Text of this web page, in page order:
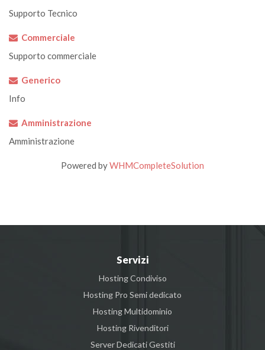
Supporto Tecnico
Commerciale
Supporto commerciale
Generico
Info
Amministrazione
Amministrazione
Powered byWHMCompleteSolution
Servizi
Hosting Condiviso
Hosting Pro Semi dedicato
Hosting Multidominio
Hosting Rivenditori
Server Dedicati Gestiti